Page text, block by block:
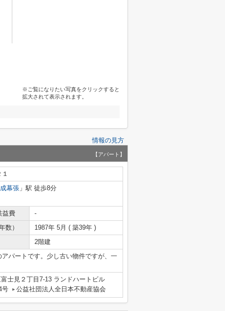
※ご覧になりたい写真をクリックすると
拡大されて表示されます。
情報の見方
【アパート】
幕張 」駅 徒歩8分
益費
-
数）
1987年 5月 ( 築39年 )
2階建
パートです。少し古い物件ですが、一
士見２丁目7-13 ランドハートビル
号 公益社団法人全日本不動産協会